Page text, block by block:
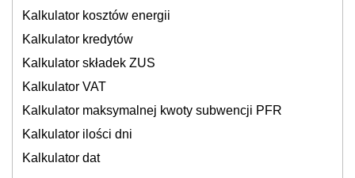
Kalkulator kosztów energii
Kalkulator kredytów
Kalkulator składek ZUS
Kalkulator VAT
Kalkulator maksymalnej kwoty subwencji PFR
Kalkulator ilości dni
Kalkulator dat